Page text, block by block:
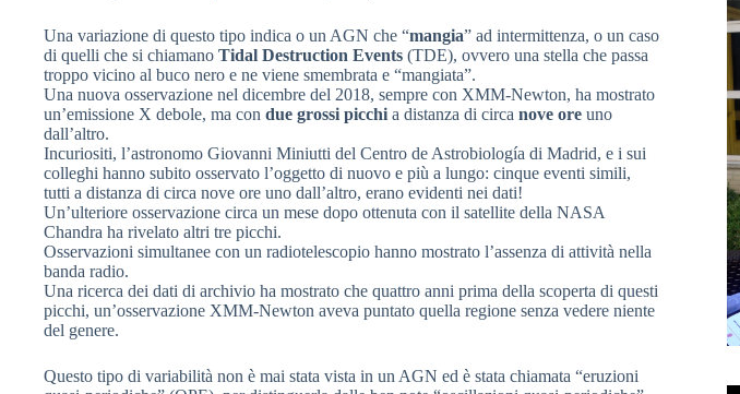
Una variazione di questo tipo indica o un AGN che “mangia” ad intermittenza, o un caso
di quelli che si chiamano Tidal Destruction Events (TDE), ovvero una stella che passa
troppo vicino al buco nero e ne viene smembrata e “mangiata”.
Una nuova osservazione nel dicembre del 2018, sempre con XMM-Newton, ha mostrato
un’emissione X debole, ma con due grossi picchi a distanza di circa nove ore uno
dall’altro.
Incuriositi, l’astronomo Giovanni Miniutti del Centro de Astrobiología di Madrid, e i sui
colleghi hanno subito osservato l’oggetto di nuovo e più a lungo: cinque eventi simili,
tutti a distanza di circa nove ore uno dall’altro, erano evidenti nei dati!
Un’ulteriore osservazione circa un mese dopo ottenuta con il satellite della NASA
Chandra ha rivelato altri tre picchi.
Osservazioni simultanee con un radiotelescopio hanno mostrato l’assenza di attività nella
banda radio.
Una ricerca dei dati di archivio ha mostrato che quattro anni prima della scoperta di questi
picchi, un’osservazione XMM-Newton aveva puntato quella regione senza vedere niente
del genere.
Questo tipo di variabilità non è mai stata vista in un AGN ed è stata chiamata “eruzioni